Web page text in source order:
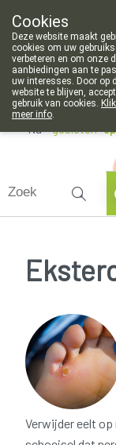
Nu gesloten
Verwijder eelt
Cookies
Deze website maakt
cookies om uw
verbeteren en om onze
aanbiedingen aan te
uw interesses. Door op
website te blijven,
gebruik van cookies.
meer info.